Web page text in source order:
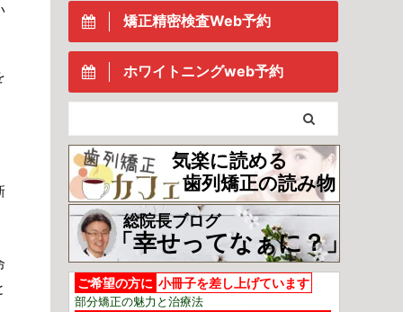
矯正精密検査Web予約
ホワイトニングweb予約
気楽に読める
歯列矯正の読み物
総院長ブログ
「幸せってなぁに？」
ご希望の方に 小冊子を差し上げています
部分矯正の魅力と治療法